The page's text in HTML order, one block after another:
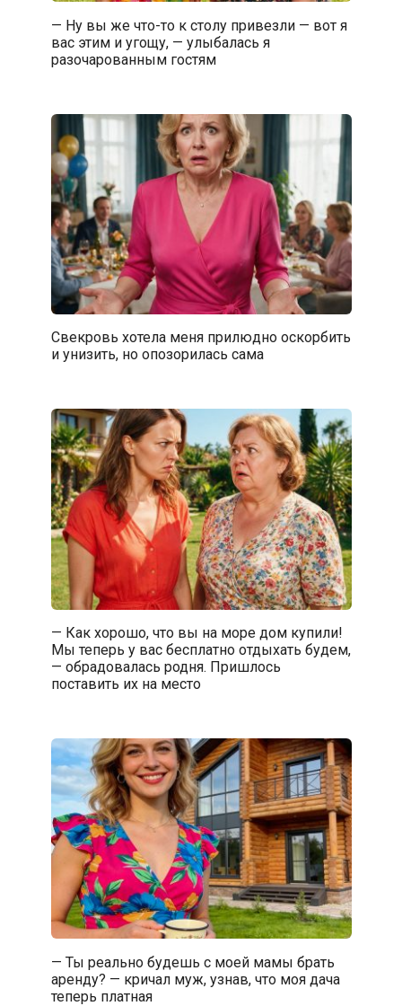
— Ну вы же что-то к столу привезли — вот я
вас этим и угощу, — улыбалась я
разочарованным гостям
Свекровь хотела меня прилюдно оскорбить
и унизить, но опозорилась сама
— Как хорошо, что вы на море дом купили!
Мы теперь у вас бесплатно отдыхать будем,
— обрадовалась родня. Пришлось
поставить их на место
— Ты реально будешь с моей мамы брать
аренду? — кричал муж, узнав, что моя дача
теперь платная